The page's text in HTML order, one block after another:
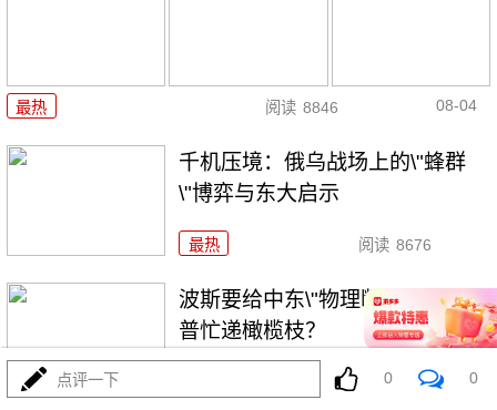
最热 阅读 8846 08-04
千机压境：俄乌战场上的\"蜂群
\"博弈与东大启示
最热 阅读 8676
波斯要给中东\"物理断网\"，特朗
普忙递橄榄枝？
阅读 7335
点评一下 0 0